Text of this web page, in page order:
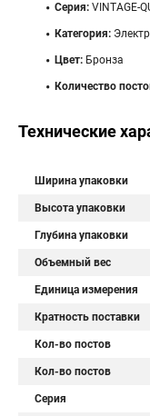
Серия: VINTAGE-
Категория:
Цвет: Бронза
Количество
Технические
Ширина упаковки
Высота упаковки
Глубина упаковки
Объемный вес
Единица измерения
Кратность поставки
Кол-во постов
Кол-во постов
Серия